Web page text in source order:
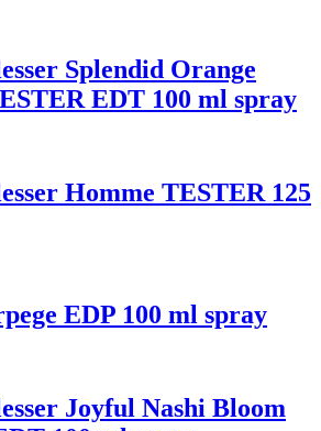
Splendid Orange
EDT 100 ml spray
Homme TESTER 125
EDP 100 ml spray
Joyful Nashi Bloom